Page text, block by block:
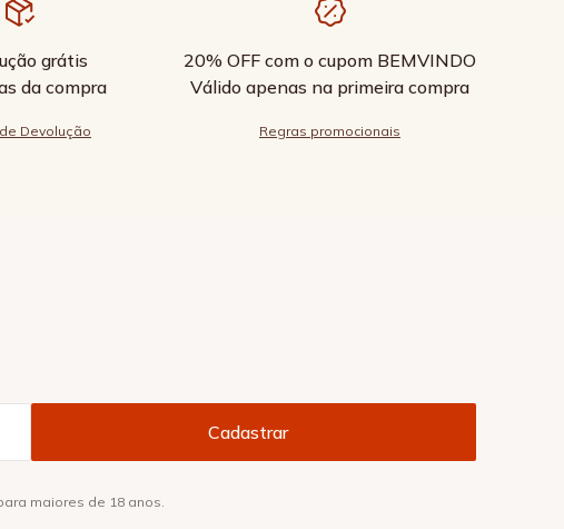
grátis
da compra
Devolução
20% OFF com o cupom BEMVINDO
Válido apenas na primeira compra
Regras promocionais
maiores de 18 anos.